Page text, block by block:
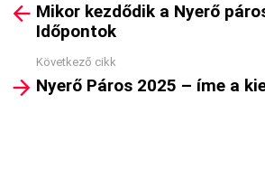
moreMikor kezdődik a Nyerő
Időpontok
Következő cikk
Nyerő Páros 2025 – íme a